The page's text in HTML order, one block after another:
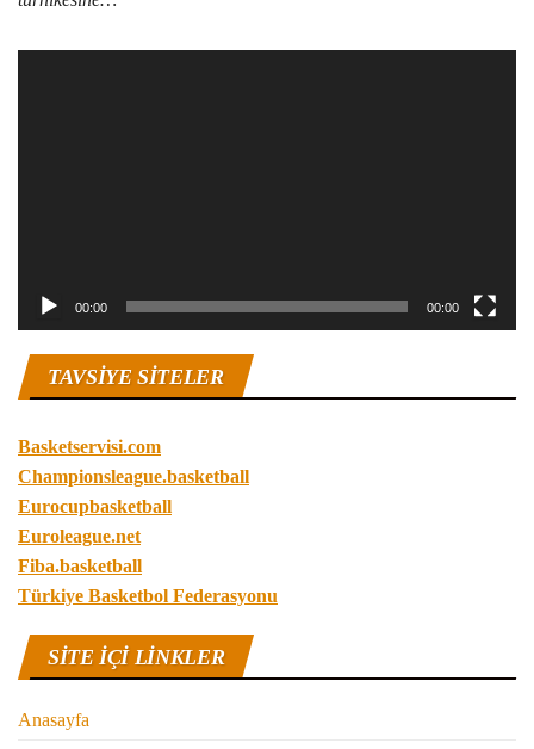
00:00 00:00
TAVSIYE SITELER
Basketservisi.com
Championsleague.basketball
Eurocupbasketball
Euroleague.net
Fiba.basketball
Türkiye Basketbol Federasyonu
SITE IÇI LINKLER
Anasayfa